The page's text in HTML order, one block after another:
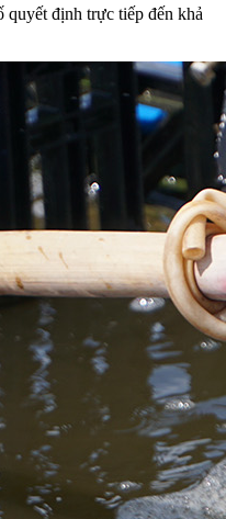
quyết định trực tiếp đến khả